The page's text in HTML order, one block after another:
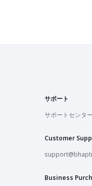
サポート
サポートセンタ
Customer
Business